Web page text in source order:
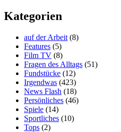
Kategorien
auf der Arbeit (8)
Features (5)
Film TV (8)
Fragen des Alltags (51)
Fundstücke (12)
Irgendwas (423)
News Flash (18)
Persönliches (46)
Spiele (14)
Sportliches (10)
Tops (2)